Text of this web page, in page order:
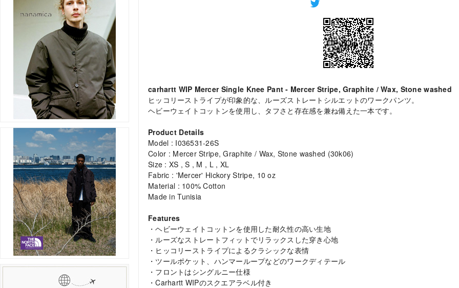
carhartt WIP Mercer Single Knee Pant - Mercer Stripe, Graphite / Wax, Stone washed
ヒッコリーストライプが印象的な、ルーズストレートシルエットのワークパンツ。
ヘビーウェイトコットンを使用し、タフさと存在感を兼ね備えた一本です。
Product Details
Model : I036531-26S
Color : Mercer Stripe, Graphite / Wax, Stone washed (30k06)
Size : XS , S , M , L , XL
Fabric : 'Mercer' Hickory Stripe, 10 oz
Material : 100% Cotton
Made in Tunisia
Features
・ヘビーウェイトコットンを使用した耐久性の高い生地
・ルーズなストレートフィットでリラックスした穿き心地
・ヒッコリーストライプによるクラシックな表情
・ツールポケット、ハンマーループなどのワークディテール
・フロントはシングルニー仕様
・Carhartt WIPのスクエアラベル付き